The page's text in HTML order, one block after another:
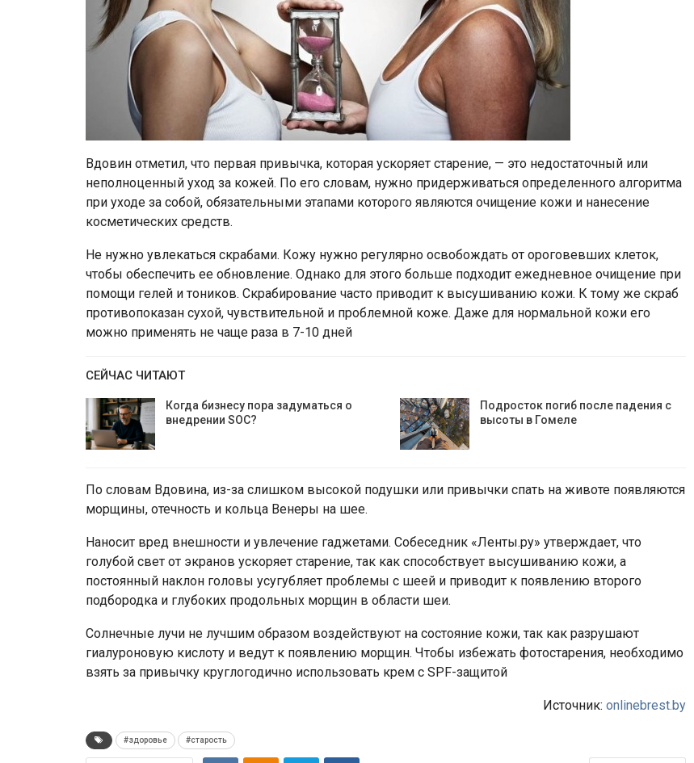
Вдовин отметил, что первая привычка, которая ускоряет старение, — это недостаточный или
неполноценный уход за кожей. По его словам, нужно придерживаться определенного алгоритма
при уходе за собой, обязательными этапами которого являются очищение кожи и нанесение
косметических средств.
Не нужно увлекаться скрабами. Кожу нужно регулярно освобождать от ороговевших клеток,
чтобы обеспечить ее обновление. Однако для этого больше подходит ежедневное очищение при
помощи гелей и тоников. Скрабирование часто приводит к высушиванию кожи. К тому же скраб
противопоказан сухой, чувствительной и проблемной коже. Даже для нормальной кожи его
можно применять не чаще раза в 7-10 дней
СЕЙЧАС ЧИТАЮТ
Когда бизнесу пора задуматься о
внедрении SOC?
Подросток погиб после падения с
высоты в Гомеле
По словам Вдовина, из-за слишком высокой подушки или привычки спать на животе появляются
морщины, отечность и кольца Венеры на шее.
Наносит вред внешности и увлечение гаджетами. Собеседник «Ленты.ру» утверждает, что
голубой свет от экранов ускоряет старение, так как способствует высушиванию кожи, а
постоянный наклон головы усугубляет проблемы с шеей и приводит к появлению второго
подбородка и глубоких продольных морщин в области шеи.
Солнечные лучи не лучшим образом воздействуют на состояние кожи, так как разрушают
гиалуроновую кислоту и ведут к появлению морщин. Чтобы избежать фотостарения, необходимо
взять за привычку круглогодично использовать крем с SPF-защитой
Источник: onlinebrest.by
#здоровье #старость